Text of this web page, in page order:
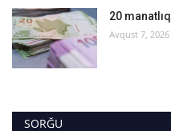
20
Avqust 7, 2026
SORĞU